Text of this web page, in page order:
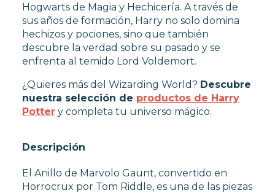
Hogwarts de Magia y Hechicería. A través de
sus años de formación, Harry no solo domina
hechizos y pociones, sino que también
descubre la verdad sobre su pasado y se
enfrenta al temido Lord Voldemort.
¿Quieres más del Wizarding World? Descubre
nuestra selección de productos de Harry
Pottery completa tu universo mágico.
Descripción
El Anillo de Marvolo Gaunt, convertido en
Horrocrux por Tom Riddle, es una de las piezas